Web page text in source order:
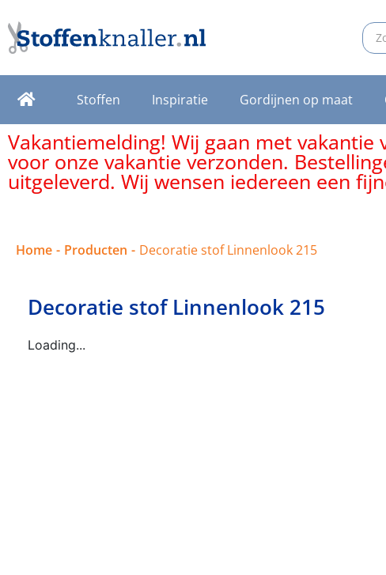
Stoffen Inspiratie Gordijnen op maat
Vakantiemelding! Wij gaan met
voor onze vakantie verzonden.
uitgeleverd. Wij wensen iedereen een
Home - Producten - Decoratie stof Linnenlook 215
Decoratie stof Linnenlook 215
Loading...